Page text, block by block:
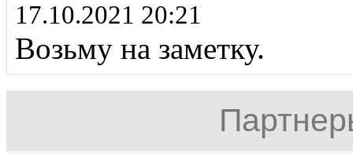
17.10.2021 20:21
Возьму на заметку.